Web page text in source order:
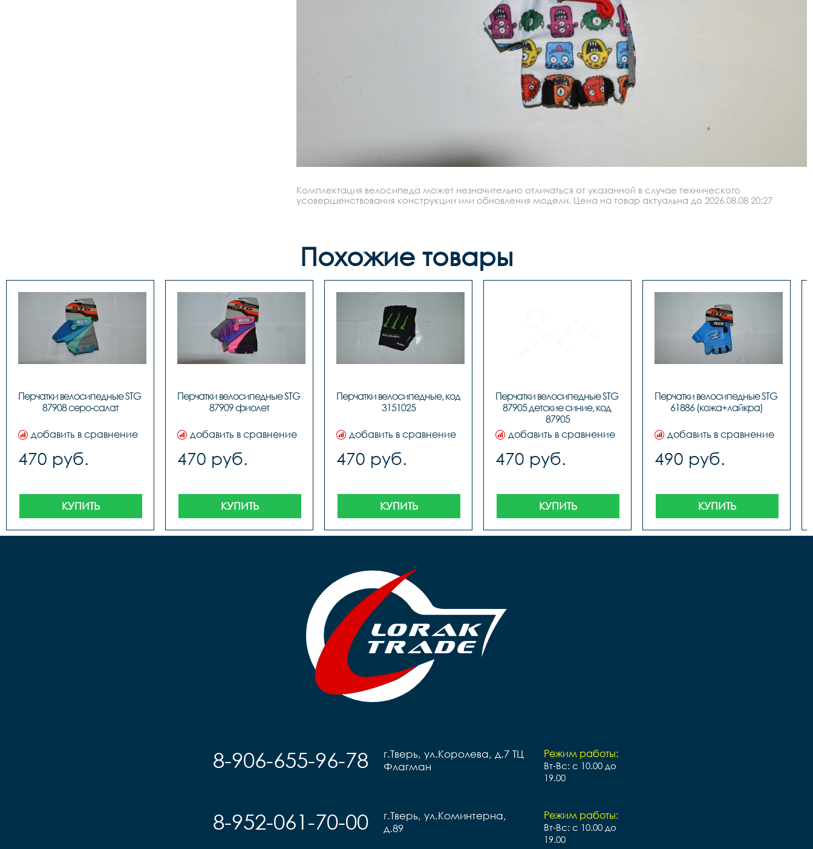
Комплектация велосипеда может незначительно отличаться от указанной в случае технического
усовершенствования конструкции или обновления модели. Цена на товар актуальна до 2026.08.08 20:27
Похожие товары
Перчатки велосипедные STG
87908 серо-салат
добавить в сравнение
470 руб.
КУПИТЬ
Перчатки велосипедные STG
87909 фиолет
добавить в сравнение
470 руб.
КУПИТЬ
Перчатки велосипедные, код
3151025
добавить в сравнение
470 руб.
КУПИТЬ
Перчатки велосипедные STG
87905 детские синие, код
87905
добавить в сравнение
470 руб.
КУПИТЬ
Перчатки велосипедные STG
61886 (кожа+лайкра)
добавить в сравнение
490 руб.
КУПИТЬ
Режим работы:
Вт-Вс: с 10.00 до
19.00
г.Тверь, ул.Королева, д.7 ТЦ
Флагман
8-906-655-96-78
Режим работы:
Вт-Вс: с 10.00 до
19.00
г.Тверь, ул.Коминтерна,
д.89
8-952-061-70-00